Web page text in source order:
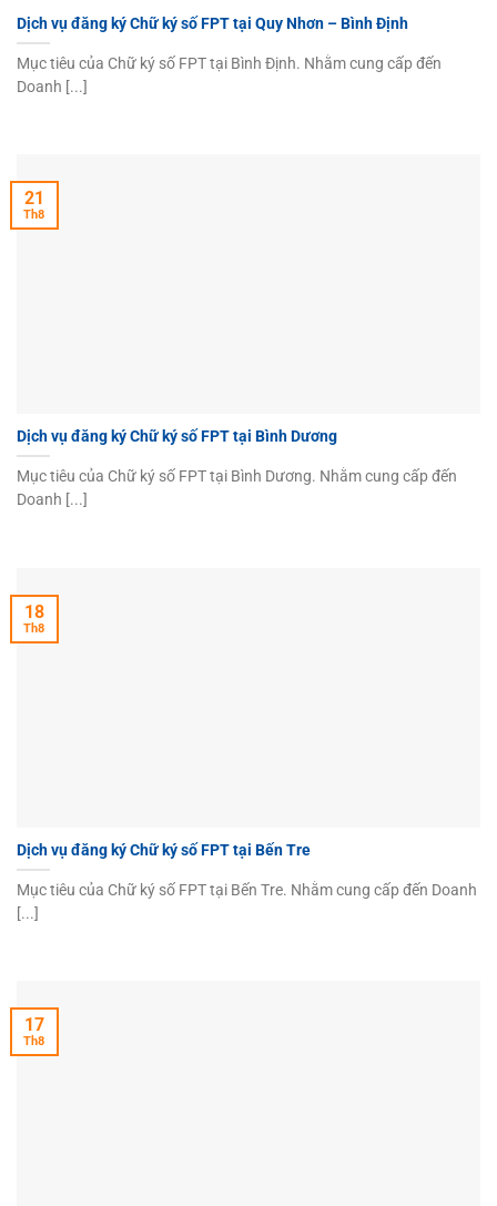
Dịch vụ đăng ký Chữ ký số FPT tại Quy Nhơn – Bình Định
Mục tiêu của Chữ ký số FPT tại Bình Định. Nhằm cung cấp đến
Doanh [...]
Dịch vụ đăng ký Chữ ký số FPT tại Bình Dương
Mục tiêu của Chữ ký số FPT tại Bình Dương. Nhằm cung cấp đến
Doanh [...]
21
Th8
Dịch vụ đăng ký Chữ ký số FPT tại Bến Tre
Mục tiêu của Chữ ký số FPT tại Bến Tre. Nhằm cung cấp đến Doanh
[...]
18
Th8
17
Th8